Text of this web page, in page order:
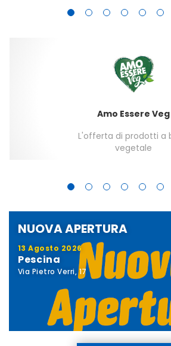
Amo Essere Veg
L'offerta di prodotti a
vegetale
NUOVA APERTURA
13 Agosto 2026
Pescina
Via Pietro Verri, 17